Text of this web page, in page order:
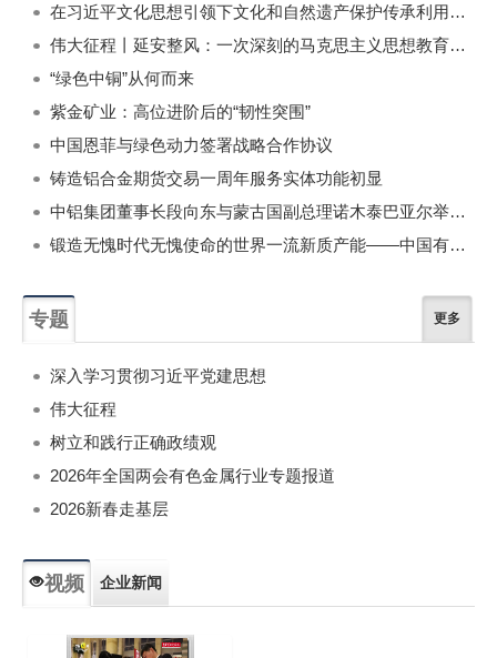
在习近平文化思想引领下文化和自然遗产保护传承利用工作开创新局面
伟大征程丨延安整风：一次深刻的马克思主义思想教育运动
“绿色中铜”从何而来
紫金矿业：高位进阶后的“韧性突围”
中国恩菲与绿色动力签署战略合作协议
铸造铝合金期货交易一周年服务实体功能初显
中铝集团董事长段向东与蒙古国副总理诺木泰巴亚尔举行会谈
锻造无愧时代无愧使命的世界一流新质产能——中国有色金属工业的战略应对与破局之道（二）
专题 更多
深入学习贯彻习近平党建思想
伟大征程
树立和践行正确政绩观
2026年全国两会有色金属行业专题报道
2026新春走基层
视频 企业新闻